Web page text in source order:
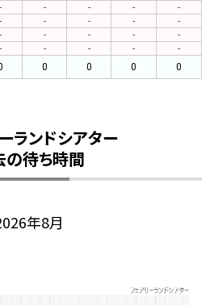
- - - -
-
- - - -
-
- - - -
-
- - - -
-
0 0 0 0
ランドシアター
の待ち時間
年8月